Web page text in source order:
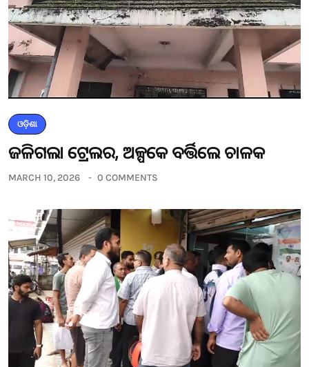
ଓଡ଼ିଶା
ଜଳିଗଲା ଟ୍ରେଲର, ଅଳ୍ପକେ ବର୍ତ୍ତିଲେ ଚାଳକ
MARCH 10, 2026 0 COMMENTS